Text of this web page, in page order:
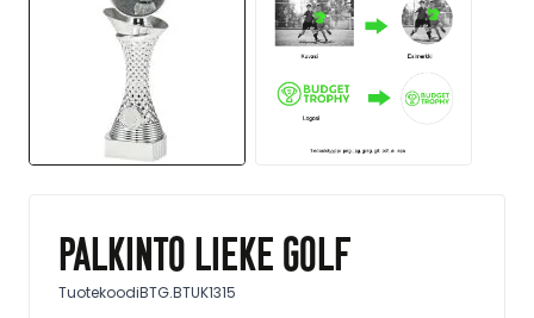
Palkinto Lieke golf
TuotekoodiBTG.BTUK1315